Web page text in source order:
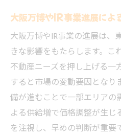
不動産価値に対す
大阪万博やカジノ
グランドステージ
IRやカジノ事業撤
契約解除権のポイント
不動産契約解除権
大阪ir解除権が東大
大阪万博やIR事業進展によ
大阪万博やIR事業の進展は、
きな影響をもたらします。
不動産ニーズを押し上げる
すると市場の変動要因となり
備が進むことで一部エリアの
よる供給増で価格調整が生じ
を注視し、早めの判断が重要